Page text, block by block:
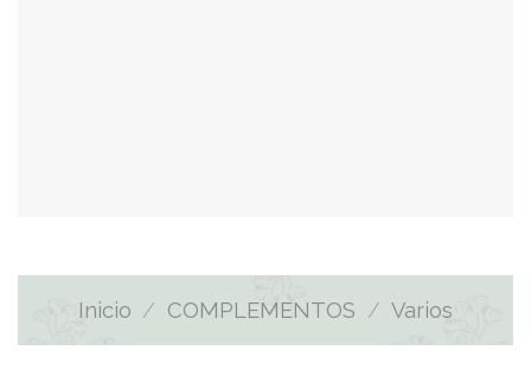
Inicio / COMPLEMENTOS / Varios